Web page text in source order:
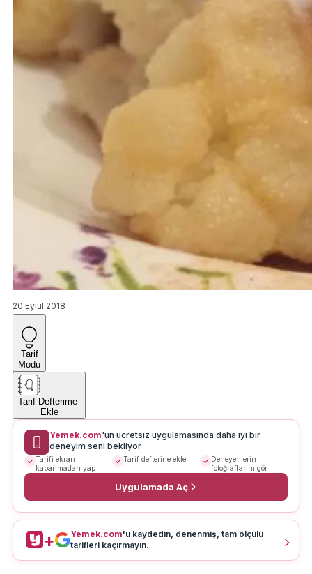
20 Eylül 2018
Tarif
Modu
Tarif Defterime
Ekle
Yemek.com'un ücretsiz uygulamasında daha iyi bir
deneyim seni bekliyor
Tarifi ekran
kapanmadan yap
Tarif defterine ekle
Deneyenlerin
fotoğraflarını gör
Uygulamada Aç
+ Yemek.com'u kaydedin, denenmiş, tam ölçülü
tarifleri kaçırmayın.